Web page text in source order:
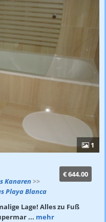
1
€ 644.00
Kanaren >>
Playa Blanca
Lage! Alles zu Fuß
... mehr